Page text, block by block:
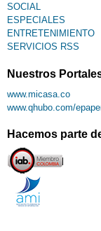
SOCIAL
ESPECIALES
ENTRETENIMIENTO
SERVICIOS RSS
Nuestros
www.micasa.co
www.qhubo.com/
Hacemos parte